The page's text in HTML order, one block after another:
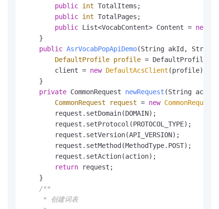
public int TotalItems;
public int TotalPages;
public List<VocabContent> Content = new
    }
public AsrVocabPopApiDemo(String akId, String
DefaultProfile profile =
        client =
new DefaultAcsClient (profile);
    }
private CommonRequest newRequest (String
CommonRequest
request = new CommonRequest
        request.setDomain(DOMAIN);
        request.setProtocol(PROTOCOL_TYPE);
        request.setVersion(API_VERSION);
        request.setMethod(MethodType.POST);
        request.setAction(action);
return request;
    }
/**
     * 创建词表